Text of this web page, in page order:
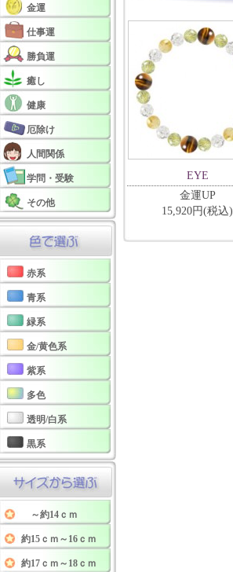
金運
仕事運
勝負運
癒し
健康
厄除け
人間関係
学問・受験
その他
赤系
青系
緑系
金/黄色系
紫系
多色
透明/白系
黒系
～約14ｃｍ
約15ｃｍ～16ｃｍ
約17ｃｍ～18ｃｍ
EYE
金運UP
15,920円(税込)